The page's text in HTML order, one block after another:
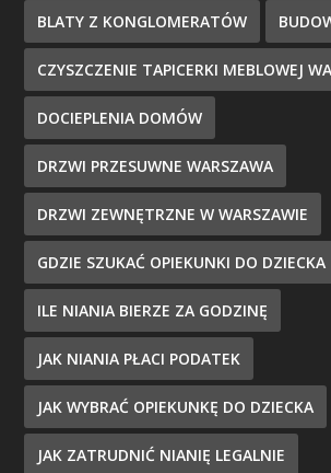
BLATY Z KONGLOMERATÓW
CZYSZCZENIE TAPICERKI MEBLOWEJ
DOCIEPLENIA DOMÓW
DRZWI PRZESUWNE WARSZAWA
DRZWI ZEWNĘTRZNE W WARSZAWIE
GDZIE SZUKAĆ OPIEKUNKI DO DZIECKA
ILE NIANIA BIERZE ZA GODZINĘ
JAK NIANIA PŁACI PODATEK
JAK WYBRAĆ OPIEKUNKĘ DO DZIECKA
JAK ZATRUDNIĆ NIANIĘ LEGALNIE